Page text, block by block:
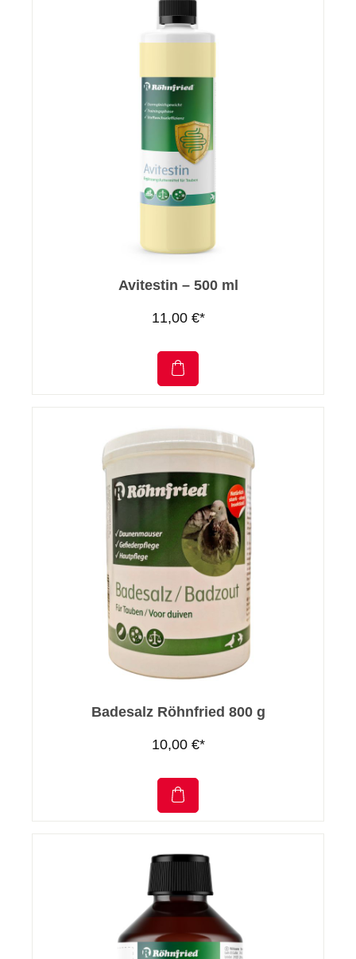
Avitestin – 500 ml
11,00 €*
Badesalz Röhnfried 800 g
10,00 €*